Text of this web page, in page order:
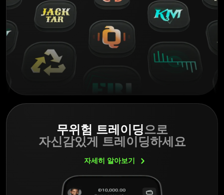
무위험 트레이딩으로
자신감있게 트레이딩하세요
자세히 알아보기